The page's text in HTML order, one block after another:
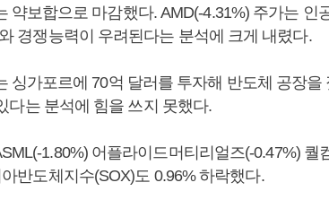
약보합으로 마감했다. AMD(-4.31%) 주가는 인
경쟁능력이 우려된다는 분석에 크게 내렸다.
싱가포르에 70억 달러를 투자해 반도체 공장을
다는 분석에 힘을 쓰지 못했다.
1.80%) 어플라이드머티리얼즈(-0.47%) 퀄
반도체지수(SOX)도 0.96% 하락했다.